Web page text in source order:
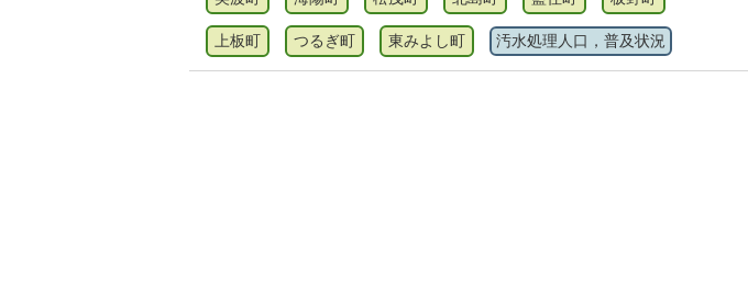
上板町 つるぎ町 東みよし町 汚水処理人口，普及状況